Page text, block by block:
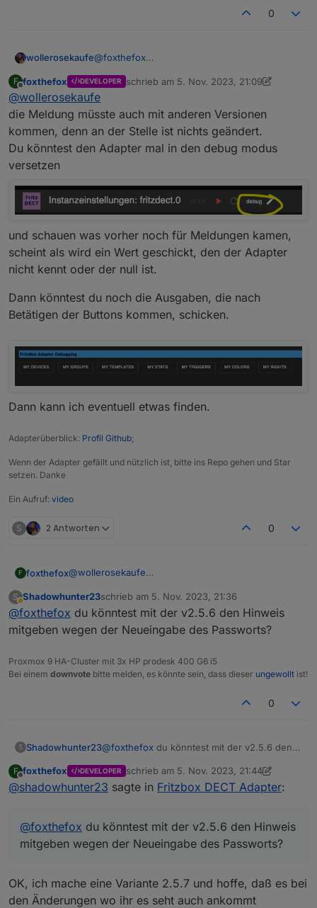
0
wollerosekaufe@foxthefox
:)
bei jedem abruf/lauf kommt diese meldung im
iobroker log :
diese meldungen kommen mit v2.5.6 leider
die config der instance gehe:
strict mode: missing type "object" for
2.5.5 frisch via npm und nur die config
hinterlegt. fehler kamen direkt beim ersten
start. warum dann npm bei der testversion die
instance nicht akualisiert hat, fragst mich
nicht... der adapter war ja auf 2.5.6
F
Offline
foxthefox DEVELOPER schrieb am 5. Nov. 2023, 21:09
zuletzt editiert von foxthefox11. Mai 2023,
@wollerosekaufe
die Meldung müsste auch mit anderen Versionen
kommen, denn an der Stelle ist nichts geändert.
Du könntest den Adapter mal in den debug modus
versetzen
und schauen was vorher noch für Meldungen kamen,
scheint als wird ein Wert geschickt, den der Adapter
nicht kennt oder der null ist.
Dann könntest du noch die Ausgaben, die nach
Betätigen der Buttons kommen, schicken.
Dann kann ich eventuell etwas finden.
Adapterüberblick: Profil Github;
Wenn der Adapter gefällt und nützlich ist, bitte ins Repo gehen und Star
setzen. Danke
Ein Aufruf: video
S 2 Antworten 0
F foxthefox@wollerosekaufe
kommen, denn an der Stelle ist nichts geändert.
Du könntest den Adapter mal in den debug modus
versetzen
und schauen was vorher noch für Meldungen
kamen, scheint als wird ein Wert geschickt, den der
Dann könntest du noch die Ausgaben, die nach
Betätigen der Buttons kommen, schicken.
Dann kann ich eventuell etwas finden.
S
Abwesend
Shadowhunter23schrieb am 5. Nov. 2023, 21:36
zuletzt editiert von
@foxthefox du könntest mit der v2.5.6 den Hinweis
mitgeben wegen der Neueingabe des Passworts?
Proxmox 9 HA-Cluster mit 3x HP prodesk 400 G6 i5
Bei einem downvote bitte melden, es könnte sein, dass dieser ungewollt ist!
0
S Shadowhunter23@foxthefox du könntest mit der v2.5.6 den
des Passworts?
F
Offline
foxthefox DEVELOPER schrieb am 5. Nov. 2023, 21:44
zuletzt editiert von foxthefox 11. Mai 2023,
@shadowhunter23 sagte in Fritzbox DECT Adapter:
@foxthefox du könntest mit der v2.5.6 den Hinweis
mitgeben wegen der Neueingabe des Passworts?
OK, ich mache eine Variante 2.5.7 und hoffe, daß es bei
den Änderungen wo ihr es seht auch ankommt